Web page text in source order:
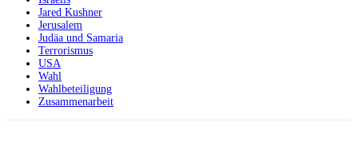
Jared Kushner
Jerusalem
Judäa und Samaria
Terrorismus
USA
Wahl
Wahlbeteiligung
Zusammenarbeit